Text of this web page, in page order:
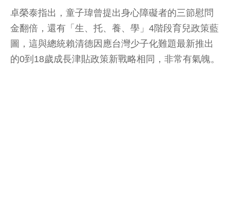
卓榮泰指出，童子瑋曾提出身心障礙者的三節慰問
金翻倍，還有「生、托、養、學」4階段育兒政策藍
圖，這與總統賴清德因應台灣少子化難題最新推出
的0到18歲成長津貼政策新戰略相同，非常有氣魄。